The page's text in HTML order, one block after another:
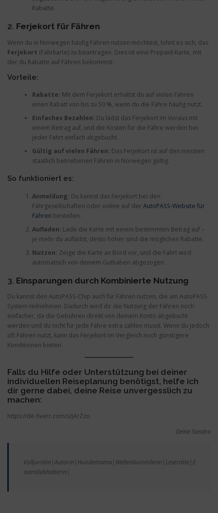
Rabatte.
2. Ferjekort für Fähren
Wenn du in Norwegen häufig Fähren nutzen möchtest, lohnt es sich, das
Ferjekort (Fährkarte) zu beantragen. Dies ist eine Prepaid-Karte, mit
der du Rabatte auf Fähren bekommst.
Vorteile:
Rabatte: Mit dem Ferjekort erhältst du auf vielen Fähren
einen Rabatt von bis zu 50 %, wenn du die Fähre häufig nutzt.
Einfaches Bezahlen: Du lädst das Ferjekort im Voraus mit
einem Betrag auf, und die Kosten für die Fähre werden bei
jeder Fahrt einfach abgebucht.
Gültig auf vielen Fähren: Das Ferjekort ist auf den meisten
staatlich betriebenen Fähren in Norwegen gültig.
So funktioniert es:
Anmeldung: Du kannst das Ferjekort bei den
Fährgesellschaften oder online auf der AutoPASS-Website für
Fähren bestellen.
Aufladen: Lade die Karte mit einem bestimmten Betrag auf –
je mehr du auflädst, desto höher sind die möglichen Rabatte.
Nutzen: Zeige die Karte an Bord vor, und die Fahrt wird
automatisch von deinem Guthaben abgezogen.
3. Einsparungen durch Kombinierte Nutzung
Du kannst den AutoPASS-Chip auch für Fähren nutzen, die am AutoPASS-
System teilnehmen. Dadurch wird dir die Nutzung der Fähren noch
einfacher, da die Gebühren direkt von deinem Konto abgebucht
werden und du nicht für jede Fähre extra zahlen musst. Wenn du jedoch
oft Fähren nutzt, kann das Ferjekort im Vergleich noch günstigere
Konditionen bieten.
Falls du Hilfe oder Unterstützung bei deiner
individuellen Reiseplanung benötigst, helfe ich
dir gerne dabei, deine Reise unvergesslich zu
machen:
https://de.fiverr.com/s/jArZzo
Deine Sandra
Volljuristin|Autorin|Hundemama|Weltenbummlerin|Leseratte|E
ssensliebhaberin|